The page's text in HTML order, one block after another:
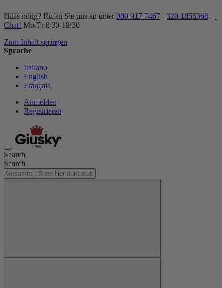
Hilfe nötig? Rufen Sie uns an unter 080 917 7467 - 320 1855368 -
Chat! Mo-Fr 8:30-18:30
Zum Inhalt springen
Sprache
Italiano
English
Français
Anmelden
Registrieren
Search
Search